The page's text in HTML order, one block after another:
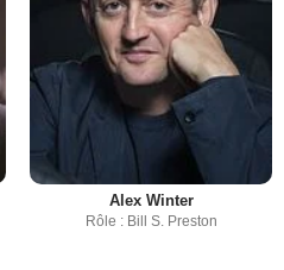
Alex Winter
Rôle : Bill S. Preston